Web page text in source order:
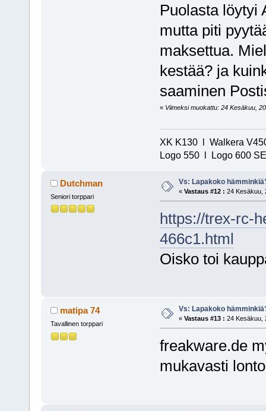
Puolasta löytyi
mutta piti
maksettua.
kestää? ja
saaminen
« Viimeksi muokattu: 24 Kesäkuu,
XK K130 l Walkera
Logo 550 l Logo 600
Dutchman
Seniori torppari
Vs: Lapakoko
« Vastaus #12 : 24 Kesäkuu,
https://trex-rc-
466c1.html
Oisko toi
matipa 74
Tavallinen torppari
Vs: Lapakoko
« Vastaus #13 : 24 Kesäkuu,
freakware.de
mukavasti